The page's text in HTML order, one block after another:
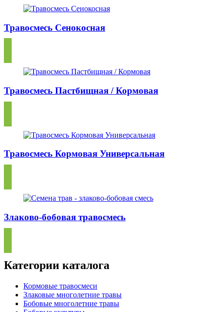
Травосмесь Сенокосная
Травосмесь Пастбищная / Кормовая
Травосмесь Кормовая Универсальная
Злаково-бобовая травосмесь
Категории каталога
Кормовые травосмеси
Злаковые многолетние травы
Бобовые многолетние травы